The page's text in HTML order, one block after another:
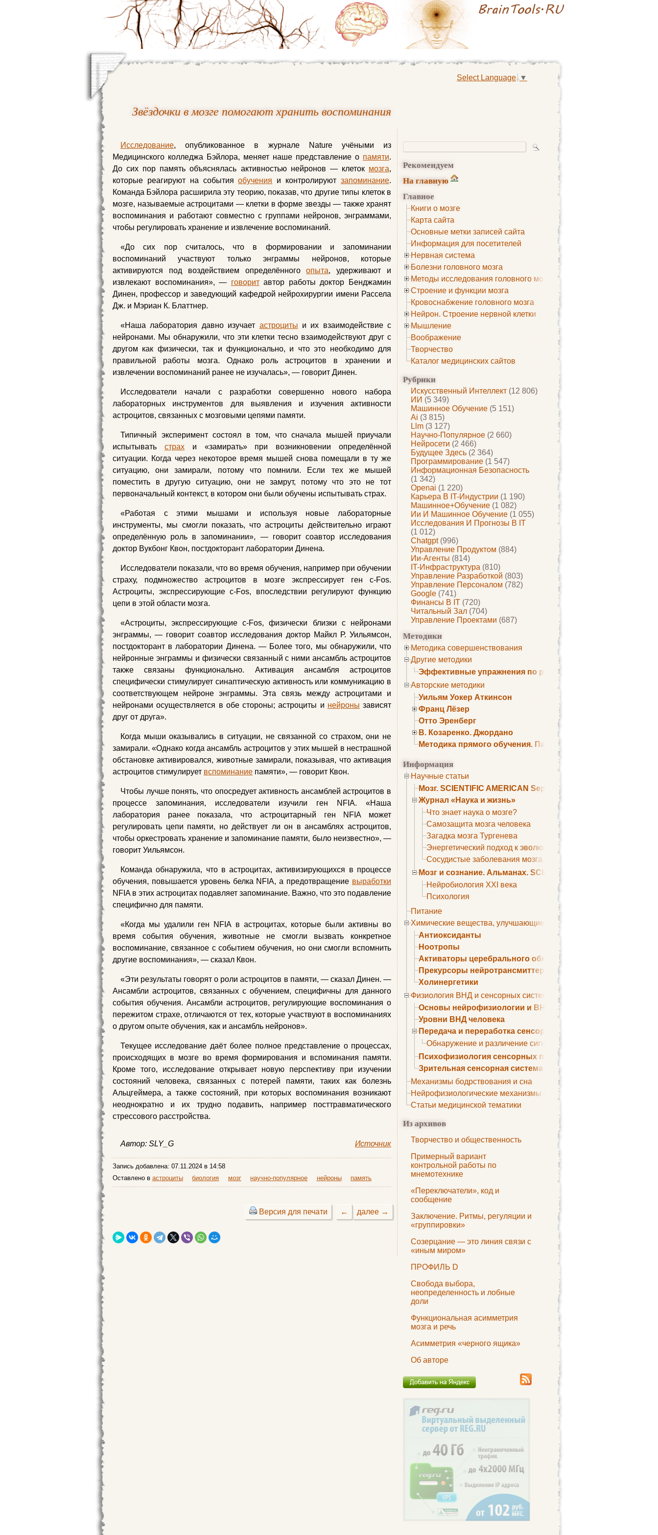
Select Language ▼
Звёздочки в мозге помогают хранить воспоминания
Рекомендуем
На главную
Главное
Книги о мозге
Карта сайта
Основные метки записей сайта
Информация для посетителей
Нервная система
Болезни головного мозга
Методы исследования головного мозга
Строение и функции мозга
Кровоснабжение головного мозга
Нейрон. Строение нервной клетки
Мышление
Воображение
Творчество
Каталог медицинских сайтов
Рубрики
Искусственный Интеллект (12 806)
ИИ (5 349)
Машинное Обучение (5 151)
Ai (3 815)
Llm (3 127)
Научно-Популярное (2 660)
Нейросети (2 466)
Будущее Здесь (2 364)
Программирование (1 547)
Информационная Безопасность
(1 342)
Openai (1 220)
Карьера В IT-Индустрии (1 190)
Машинное+обучение (1 082)
Ии И Машинное Обучение (1 055)
Исследования И Прогнозы В IT
(1 012)
Chatgpt(996)
Управление Продуктом (884)
Ии-Агенты (814)
IT-Инфраструктура (810)
Управление Разработкой (803)
Управление Персоналом (782)
Google (741)
Финансы В IT (720)
Читальный Зал (704)
Управление Проектами (687)
Методики
Методика совершенствования
Другие методики
Эффективные упражнения по развитию памяти
Авторские методики
Уильям Уокер Аткинсон
Франц Лёзер
Отто Эренберг
В. Козаренко. Джордано
Методика прямого обучения. Пауль Шелли
Информация
Научные статьи
Мозг. SCIENTIFIC AMERICAN September 1979
Журнал «Наука и жизнь»
Что знает наука о мозге?
Самозащита мозга человека
Загадка мозга Тургенева
Энергетический подход к эволюции мозга
Сосудистые заболевания мозга. Все может начаться с
Мозг и сознание. Альманах. SCIENTIFIC AMERICAN
Нейробиология XXI века
Психология
Питание
Химические вещества, улучшающие умственные способности
Антиоксиданты
Ноотропы
Активаторы церебрального обмена веществ
Прекурсоры нейротрансмиттеров
Холинергетики
Физиология ВНД и сенсорных систем
Основы нейрофизиологии и ВНД
Уровни ВНД человека
Передача и переработка сенсорных сигналов
Обнаружение и различение сигналов. Сенсорная рецепция
Психофизиология сенсорных процессов
Зрительная сенсорная система
Механизмы бодрствования и сна
Нейрофизиологические механизмы сна
Статьи медицинской тематики
Из архивов
Творчество и общественность
Примерный вариант
контрольной работы по
мнемотехнике
«Переключатели», код и
сообщение
Заключение. Ритмы, регуляции и
«группировки»
Созерцание — это линия связи с
«иным миром»
ПРОФИЛЬ D
Свобода выбора,
неопределенность и лобные
доли
Функциональная асимметрия
мозга и речь
Асимметрия «черного ящика»
Об авторе
Исследование, опубликованное в журнале Nature учёными из
Медицинского колледжа Бэйлора, меняет наше представление о памяти.
До сих пор память объяснялась активностью нейронов — клеток мозга,
которые реагируют на событияобучения и контролируютзапоминание.
Команда Бэйлора расширила эту теорию, показав, что другие типы клеток в
мозге, называемые астроцитами — клетки в форме звезды — также хранят
воспоминания и работают совместно с группами нейронов, энграммами,
чтобы регулировать хранение и извлечение воспоминаний.
«До сих пор считалось, что в формировании и запоминании
воспоминаний участвуют только энграммы нейронов, которые
активируются под воздействием определённогоопыта, удерживают и
извлекают воспоминания», — говоритавтор работы доктор Бенджамин
Динен, профессор и заведующий кафедрой нейрохирургии имени Рассела
Дж. и Мэриан К. Блаттнер.
«Наша лаборатория давно изучает астроциты и их взаимодействие с
нейронами. Мы обнаружили, что эти клетки тесно взаимодействуют друг с
другом как физически, так и функционально, и что это необходимо для
правильной работы мозга. Однако роль астроцитов в хранении и
извлечении воспоминаний ранее не изучалась», — говорит Динен.
Исследователи начали с разработки совершенно нового набора
лабораторных инструментов для выявления и изучения активности
астроцитов, связанных с мозговыми цепями памяти.
Типичный эксперимент состоял в том, что сначала мышей приучали
испытывать страхи «замирать» при возникновении определённой
ситуации. Когда через некоторое время мышей снова помещали в ту же
ситуацию, они замирали, потому что помнили. Если тех же мышей
поместить в другую ситуацию, они не замрут, потому что это не тот
первоначальный контекст, в котором они были обучены испытывать страх.
«Работая с этими мышами и используя новые лабораторные
инструменты, мы смогли показать, что астроциты действительно играют
определённую роль в запоминании», — говорит соавтор исследования
доктор Вукбонг Квон, постдокторант лаборатории Динена.
Исследователи показали, что во время обучения, например при обучении
страху, подмножество астроцитов в мозге экспрессирует ген c-Fos.
Астроциты, экспрессирующие c-Fos, впоследствии регулируют функцию
цепи в этой области мозга.
«Астроциты, экспрессирующие c-Fos, физически близки с нейронами
энграммы, — говорит соавтор исследования доктор Майкл Р. Уильямсон,
постдокторант в лаборатории Динена. — Более того, мы обнаружили, что
нейронные энграммы и физически связанный с ними ансамбль астроцитов
также связаны функционально. Активация ансамбля астроцитов
специфически стимулирует синаптическую активность или коммуникацию в
соответствующем нейроне энграммы. Эта связь между астроцитами и
нейронами осуществляется в обе стороны; астроциты и нейроны зависят
друг от друга».
Когда мыши оказывались в ситуации, не связанной со страхом, они не
замирали. «Однако когда ансамбль астроцитов у этих мышей в нестрашной
обстановке активировался, животные замирали, показывая, что активация
астроцитов стимулирует вспоминание памяти», — говорит Квон.
Чтобы лучше понять, что опосредует активность ансамблей астроцитов в
процессе запоминания, исследователи изучили ген NFIA. «Наша
лаборатория ранее показала, что астроцитарный ген NFIA может
регулировать цепи памяти, но действует ли он в ансамблях астроцитов,
чтобы оркестровать хранение и запоминание памяти, было неизвестно», —
говорит Уильямсон.
Команда обнаружила, что в астроцитах, активизирующихся в процессе
обучения, повышается уровень белка NFIA, а предотвращение выработки
NFIA в этих астроцитах подавляет запоминание. Важно, что это подавление
специфично для памяти.
«Когда мы удалили ген NFIA в астроцитах, которые были активны во
время события обучения, животные не смогли вызвать конкретное
воспоминание, связанное с событием обучения, но они смогли вспомнить
другие воспоминания», — сказал Квон.
«Эти результаты говорят о роли астроцитов в памяти, — сказал Динен. —
Ансамбли астроцитов, связанных с обучением, специфичны для данного
события обучения. Ансамбли астроцитов, регулирующие воспоминания о
пережитом страхе, отличаются от тех, которые участвуют в воспоминаниях
о другом опыте обучения, как и ансамбль нейронов».
Текущее исследование даёт более полное представление о процессах,
происходящих в мозге во время формирования и вспоминания памяти.
Кроме того, исследование открывает новую перспективу при изучении
состояний человека, связанных с потерей памяти, таких как болезнь
Альцгеймера, а также состояний, при которых воспоминания возникают
неоднократно и их трудно подавить, например посттравматического
стрессового расстройства.
Автор: SLY_G Источник
Запись добавлена: 07.11.2024 в 14:58
Оставлено в астроциты биология мозг научно-популярное нейроны память
далее →
←
Версия для печати